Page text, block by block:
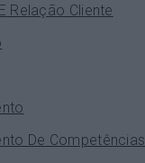
Relação Cliente
De Competências